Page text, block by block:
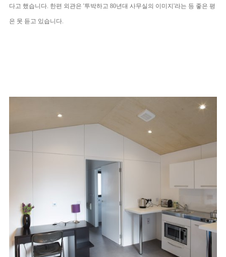
다고 했습니다. 한편 외관은 '투박하고 80년대 사무실의 이미지'라는 등 좋은 평
은 못 듣고 있습니다.